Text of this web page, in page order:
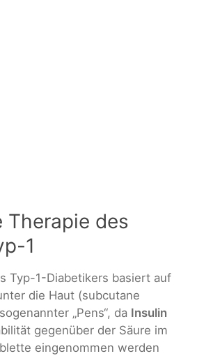
Therapie des
1
Typ-1-Diabetikers basiert auf
die Haut (subcutane
„Pens“, da Insulin
gegenüber der Säure im
eingenommen werden